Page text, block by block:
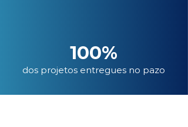
100%
dos projetos entregues no pazo